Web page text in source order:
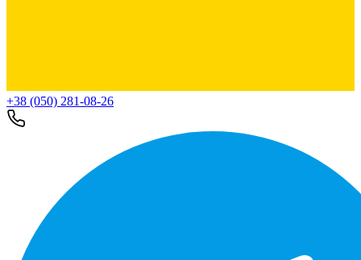
+38 (050) 281-08-26